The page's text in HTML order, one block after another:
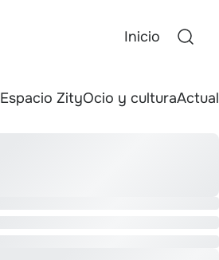
Inicio
Espacio ZityOcio y cultura